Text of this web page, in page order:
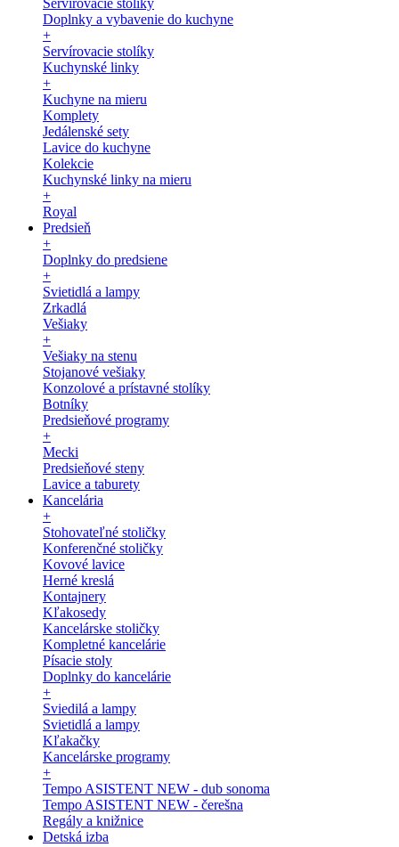
Servírovacie stolíky
Doplnky a vybavenie do kuchyne
+
Servírovacie stolíky
Kuchynské linky
+
Kuchyne na mieru
Komplety
Jedálenské sety
Lavice do kuchyne
Kolekcie
Kuchynské linky na mieru
+
Royal
Predsieň
+
Doplnky do predsiene
+
Svietidlá a lampy
Zrkadlá
Vešiaky
+
Vešiaky na stenu
Stojanové vešiaky
Konzolové a prístavné stolíky
Botníky
Predsieňové programy
+
Mecki
Predsieňové steny
Lavice a taburety
Kancelária
+
Stohovateľné stoličky
Konferenčné stoličky
Kovové lavice
Herné kreslá
Kontajnery
Kľakosedy
Kancelárske stoličky
Kompletné kancelárie
Písacie stoly
Doplnky do kancelárie
+
Sviedilá a lampy
Svietidlá a lampy
Kľakačky
Kancelárske programy
+
Tempo ASISTENT NEW - dub sonoma
Tempo ASISTENT NEW - čerešna
Regály a knižnice
Detská izba